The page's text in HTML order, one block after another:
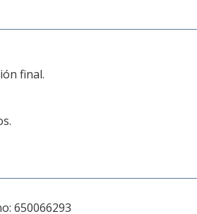
final.
650066293